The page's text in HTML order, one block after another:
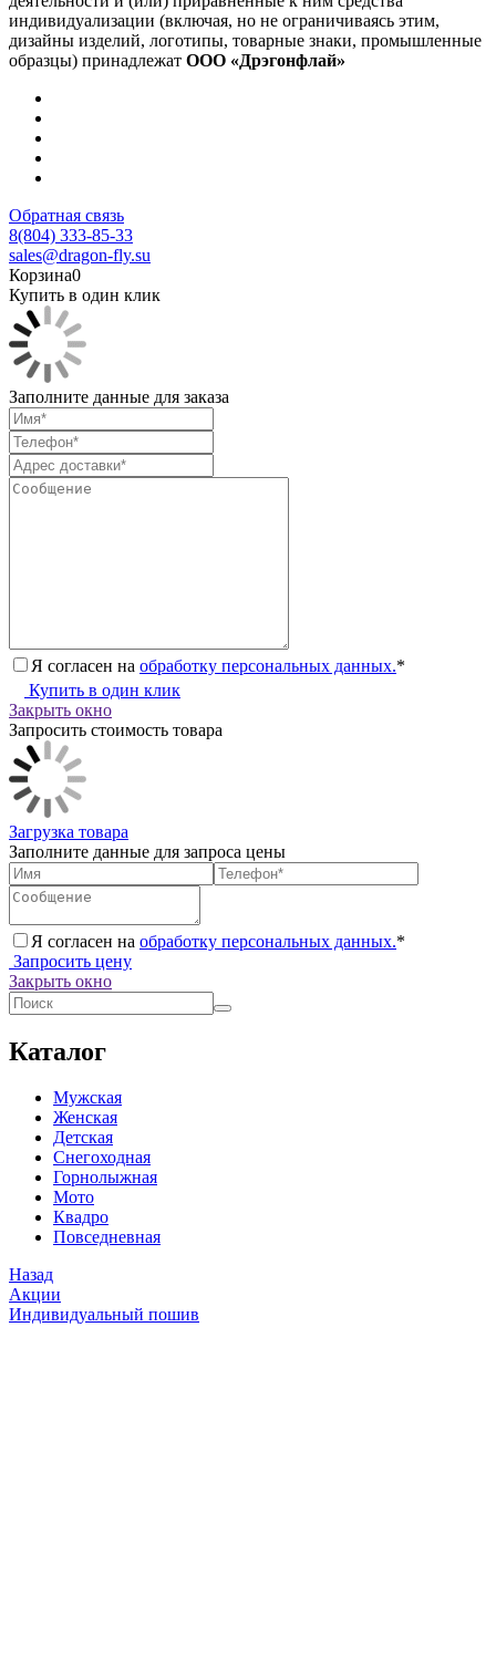
индивидуализации (включая, но не ограничиваясь этим,
дизайны изделий, логотипы, товарные знаки, промышленные
образцы) принадлежат ООО «Дрэгонфлай»
Обратная связь
8(804) 333-85-33
sales@dragon-fly.su
Корзина0
Купить в один клик
Заполните данные для заказа
Я согласен на обработку персональных данных.*
Купить в один клик
Закрыть окно
Запросить стоимость товара
Загрузка товара
Заполните данные для запроса цены
Я согласен на обработку персональных данных.*
Запросить цену
Закрыть окно
Каталог
Мужская
Женская
Детская
Снегоходная
Горнолыжная
Мото
Квадро
Повседневная
Назад
Акции
Индивидуальный пошив